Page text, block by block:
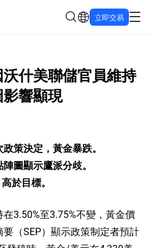
立即交易
什美聯儲官員維持
響顯現
策決定，黃金暴跌。
圖顯示鷹派分歧。
於目標。
3.50%至3.75%不變，黃金價
（SEP）顯示政策制定者預計